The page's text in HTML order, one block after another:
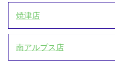
焼津店
南アルプス店